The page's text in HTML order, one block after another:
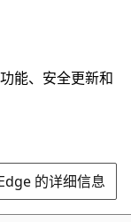
能、安全更新和
的详细信息